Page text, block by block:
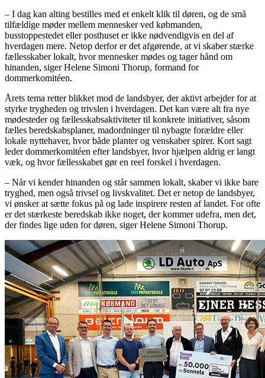
– I dag kan alting bestilles med et enkelt klik til døren, og de små
tilfældige møder mellem mennesker ved købmanden,
busstoppestedet eller posthuset er ikke nødvendigvis en del af
hverdagen mere. Netop derfor er det afgørende, at vi skaber stærke
fællesskaber lokalt, hvor mennesker mødes og tager hånd om
hinanden, siger Helene Simoni Thorup, formand for
dommerkomitéen.
Årets tema retter blikket mod de landsbyer, der aktivt arbejder for at
styrke trygheden og trivslen i hverdagen. Det kan være alt fra nye
mødesteder og fællesskabsaktiviteter til konkrete initiativer, såsom
fælles beredskabsplaner, madordninger til nybagte forældre eller
lokale nyttehaver, hvor både planter og venskaber spirer. Kort sagt
leder dommerkomitéen efter landsbyer, hvor hjælpen aldrig er langt
væk, og hvor fællesskabet gør en reel forskel i hverdagen.
– Når vi kender hinanden og står sammen lokalt, skaber vi ikke bare
tryghed, men også trivsel og livskvalitet. Det er netop de landsbyer,
vi ønsker at sætte fokus på og lade inspirere resten af landet. For ofte
er det stærkeste beredskab ikke noget, der kommer udefra, men det,
der findes lige uden for døren, siger Helene Simoni Thorup.